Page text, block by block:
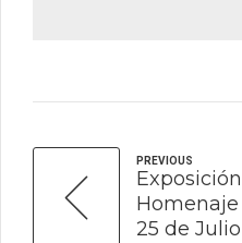
PREVIOUS
25 de